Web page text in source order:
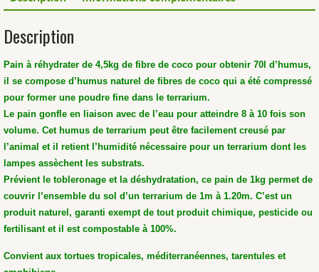
Description
Pain à réhydrater de 4,5kg de fibre de coco pour obtenir 70l d’humus,
il se compose d’humus naturel de fibres de coco qui a été compressé
pour former une poudre fine dans le terrarium.
Le pain gonfle en liaison avec de l’eau pour atteindre 8 à 10 fois son
volume. Cet humus de terrarium peut être facilement creusé par
l’animal et il retient l’humidité nécessaire pour un terrarium dont les
lampes assèchent les substrats.
Prévient le tobleronage et la déshydratation, ce pain de 1kg permet de
couvrir l’ensemble du sol d’un terrarium de 1m à 1.20m. C’est un
produit naturel, garanti exempt de tout produit chimique, pesticide ou
fertilisant et il est compostable à 100%.
Convient aux tortues tropicales, méditerranéennes, tarentules et